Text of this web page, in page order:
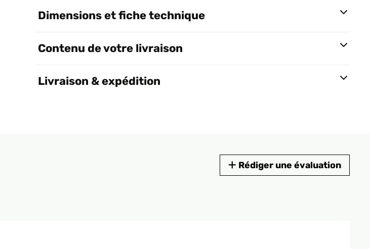
Dimensions et fiche technique
Contenu de votre livraison
Livraison & expédition
Rédiger une évaluation